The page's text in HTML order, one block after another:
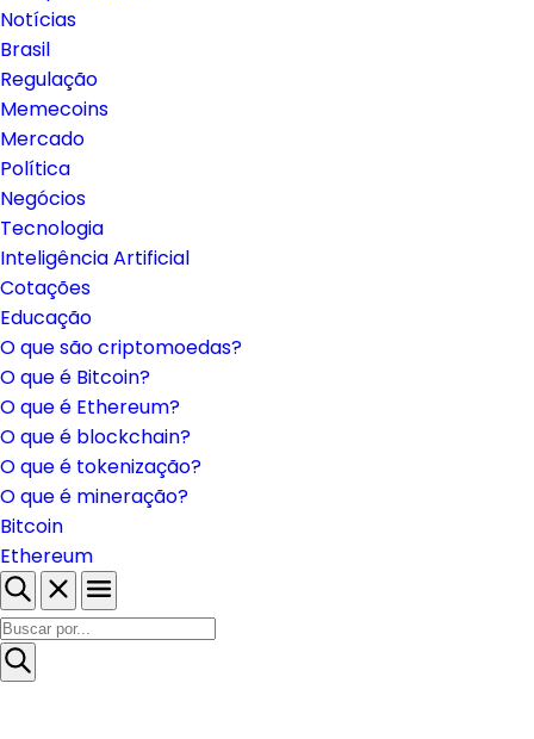
Notícias
Brasil
Regulação
Memecoins
Mercado
Política
Negócios
Tecnologia
Inteligência Artificial
Cotações
Educação
O que são criptomoedas?
O que é Bitcoin?
O que é Ethereum?
O que é blockchain?
O que é tokenização?
O que é mineração?
Bitcoin
Ethereum